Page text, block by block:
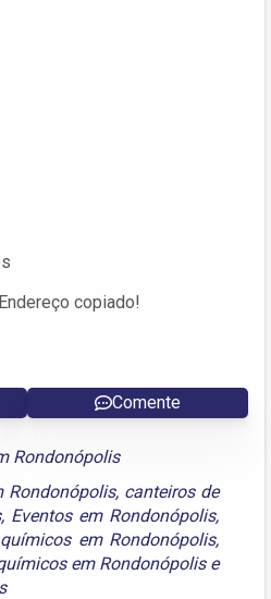
Endereço copiado!
Comente
Rondonópolis
Rondonópolis, canteiros de
, Eventos em Rondonópolis,
em Rondonópolis,
em Rondonópolise